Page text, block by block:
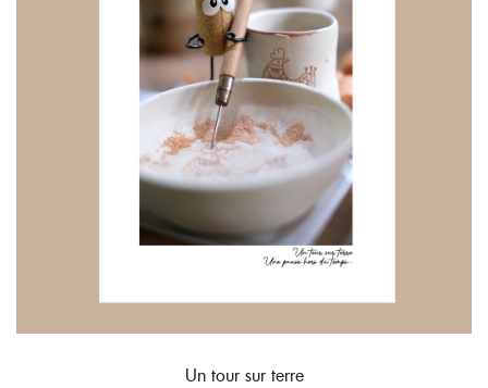
Un tour sur terre